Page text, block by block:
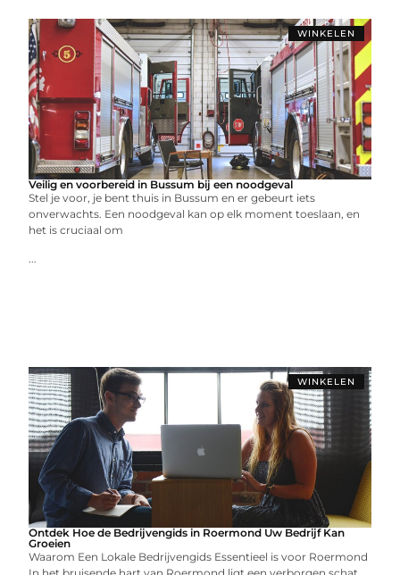
WINKELEN
Veilig en voorbereid in Bussum bij een noodgeval
Stel je voor, je bent thuis in Bussum en er gebeurt iets
onverwachts. Een noodgeval kan op elk moment toeslaan, en
het is cruciaal om
...
WINKELEN
Ontdek Hoe de Bedrijvengids in Roermond Uw Bedrijf Kan
Groeien
Waarom Een Lokale Bedrijvengids Essentieel is voor Roermond